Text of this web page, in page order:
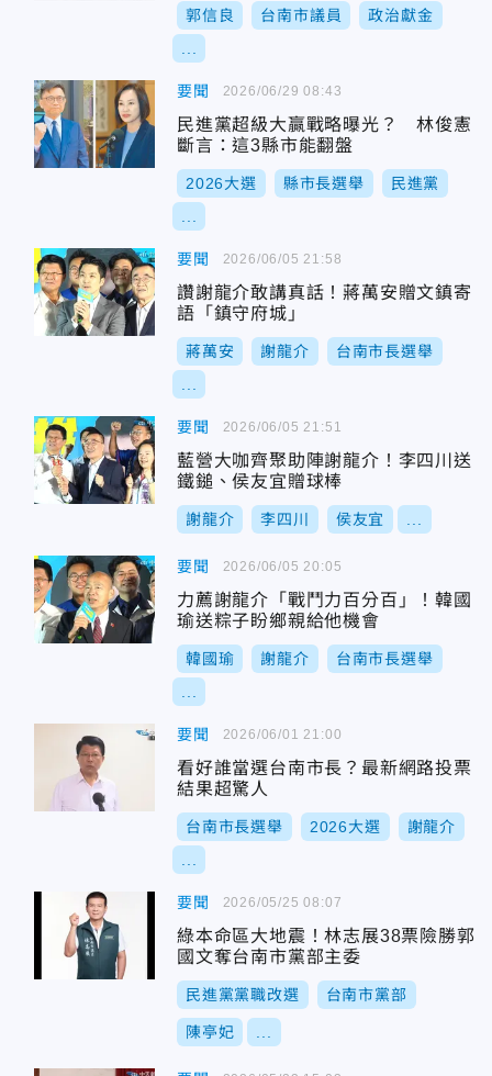
郭信良 台南市議員 政治獻金
要聞
民進黨超級大贏戰略曝光？ 林俊憲
斷言：這3縣市能翻盤
2026大選 縣市長選舉 民進黨
2026/06/29 08:43
要聞
讚謝龍介敢講真話！蔣萬安贈文鎮寄
語「鎮守府城」
蔣萬安 謝龍介 台南市長選舉
2026/06/05 21:58
要聞
藍營大咖齊聚助陣謝龍介！李四川送
鐵鎚、侯友宜贈球棒
謝龍介 李四川 侯友宜
2026/06/05 21:51
要聞
力薦謝龍介「戰鬥力百分百」！韓國
瑜送粽子盼鄉親給他機會
韓國瑜 謝龍介 台南市長選舉
2026/06/05 20:05
要聞
看好誰當選台南市長？最新網路投票
結果超驚人
台南市長選舉 2026大選 謝龍介
2026/06/01 21:00
要聞
綠本命區大地震！林志展38票險勝郭
國文奪台南市黨部主委
民進黨黨職改選 台南市黨部
陳亭妃
2026/05/25 08:07